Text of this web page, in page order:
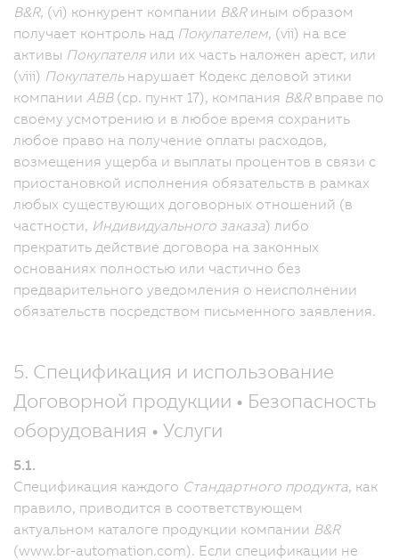
B&R, (vi) конкурент компании B&Rиным образом
получает контроль над Покупателем, (vii) на все
активы Покупателя или их часть наложен арест, или
(viii) Покупательнарушает Кодекс деловой этики
компании ABB(ср. пункт 17), компания B&Rвправе по
своему усмотрению и в любое время сохранить
любое право на получение оплаты расходов,
возмещения ущерба и выплаты процентов в связи с
приостановкой исполнения обязательств в рамках
любых существующих договорных отношений (в
частности, Индивидуального заказа) либо
прекратить действие договора на законных
основаниях полностью или частично без
предварительного уведомления о неисполнении
обязательств посредством письменного заявления.
5. Спецификация и использование
Договорной продукции • Безопасность
оборудования • Услуги
5.1.
Спецификация каждого Стандартного продукта, как
правило, приводится в соответствующем
актуальном каталоге продукции компании B&R
(www.br-automation.com). Если спецификации не